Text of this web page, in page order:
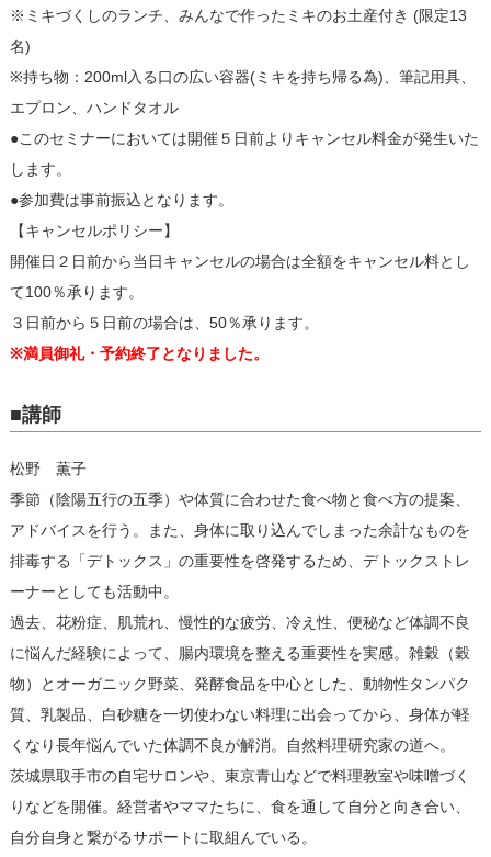
※ミキづくしのランチ、みんなで作ったミキのお土産付き (限定13
名)
※持ち物：200ml入る口の広い容器(ミキを持ち帰る為)、筆記用具、
エプロン、ハンドタオル
●このセミナーにおいては開催５日前よりキャンセル料金が発生いた
します。
●参加費は事前振込となります。
【キャンセルポリシー】
開催日２日前から当日キャンセルの場合は全額をキャンセル料とし
て100％承ります。
３日前から５日前の場合は、50％承ります。
※満員御礼・予約終了となりました。
■講師
松野 薫子
季節（陰陽五行の五季）や体質に合わせた食べ物と食べ方の提案、
アドバイスを行う。また、身体に取り込んでしまった余計なものを
排毒する「デトックス」の重要性を啓発するため、デトックストレ
ーナーとしても活動中。
過去、花粉症、肌荒れ、慢性的な疲労、冷え性、便秘など体調不良
に悩んだ経験によって、腸内環境を整える重要性を実感。雑穀（穀
物）とオーガニック野菜、発酵食品を中心とした、動物性タンパク
質、乳製品、白砂糖を一切使わない料理に出会ってから、身体が軽
くなり長年悩んでいた体調不良が解消。自然料理研究家の道へ。
茨城県取手市の自宅サロンや、東京青山などで料理教室や味噌づく
りなどを開催。経営者やママたちに、食を通して自分と向き合い、
自分自身と繋がるサポートに取組んでいる。